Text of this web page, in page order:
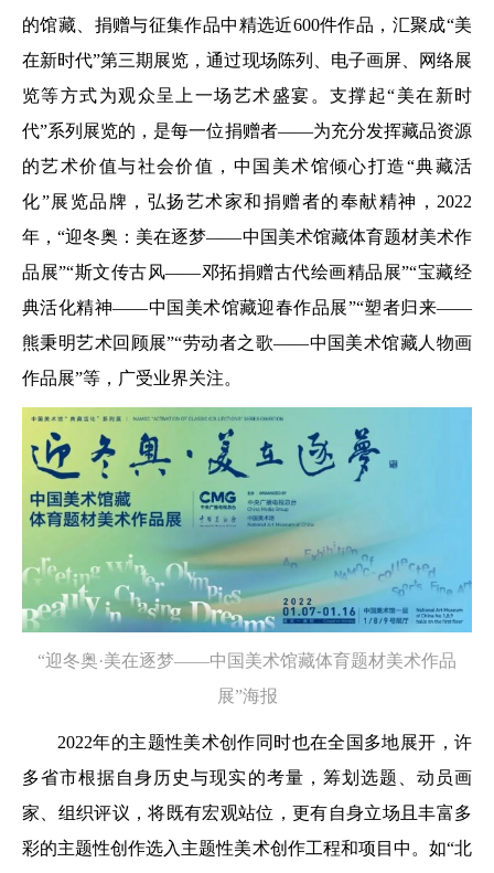
的馆藏、捐赠与征集作品中精选近600件作品，汇聚成“美
在新时代”第三期展览，通过现场陈列、电子画屏、网络展
览等方式为观众呈上一场艺术盛宴。支撑起“美在新时
代”系列展览的，是每一位捐赠者——为充分发挥藏品资源
的艺术价值与社会价值，中国美术馆倾心打造“典藏活
化”展览品牌，弘扬艺术家和捐赠者的奉献精神，2022
年，“迎冬奥：美在逐梦——中国美术馆藏体育题材美术作
品展”“斯文传古风——邓拓捐赠古代绘画精品展”“宝藏经
典活化精神——中国美术馆藏迎春作品展”“塑者归来——
熊秉明艺术回顾展”“劳动者之歌——中国美术馆藏人物画
作品展”等，广受业界关注。
“迎冬奥·美在逐梦——中国美术馆藏体育题材美术作品
展”海报
2022年的主题性美术创作同时也在全国多地展开，许
多省市根据自身历史与现实的考量，筹划选题、动员画
家、组织评议，将既有宏观站位，更有自身立场且丰富多
彩的主题性创作选入主题性美术创作工程和项目中。如“北